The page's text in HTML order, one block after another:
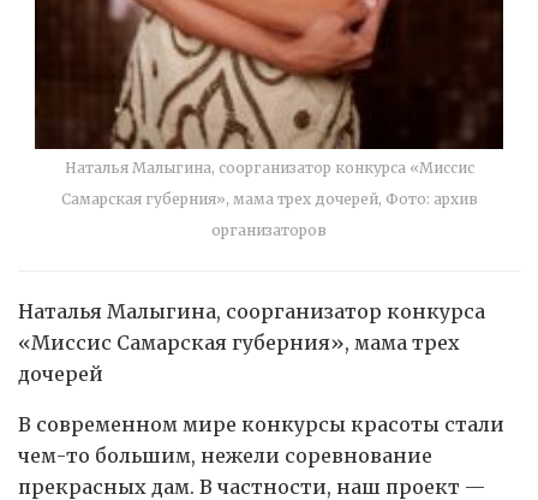
Наталья Малыгина, соорганизатор конкурса «Миссис
Самарская губерния», мама трех дочерей, Фото: архив
организаторов
Наталья Малыгина, соорганизатор конкурса
«Миссис Самарская губерния», мама трех
дочерей
В современном мире конкурсы красоты стали
чем-то большим, нежели соревнование
прекрасных дам. В частности, наш проект —